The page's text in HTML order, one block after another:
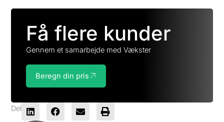
Få flere kunder
Gennem et samarbejde med Vækster
Beregn din pris
Del